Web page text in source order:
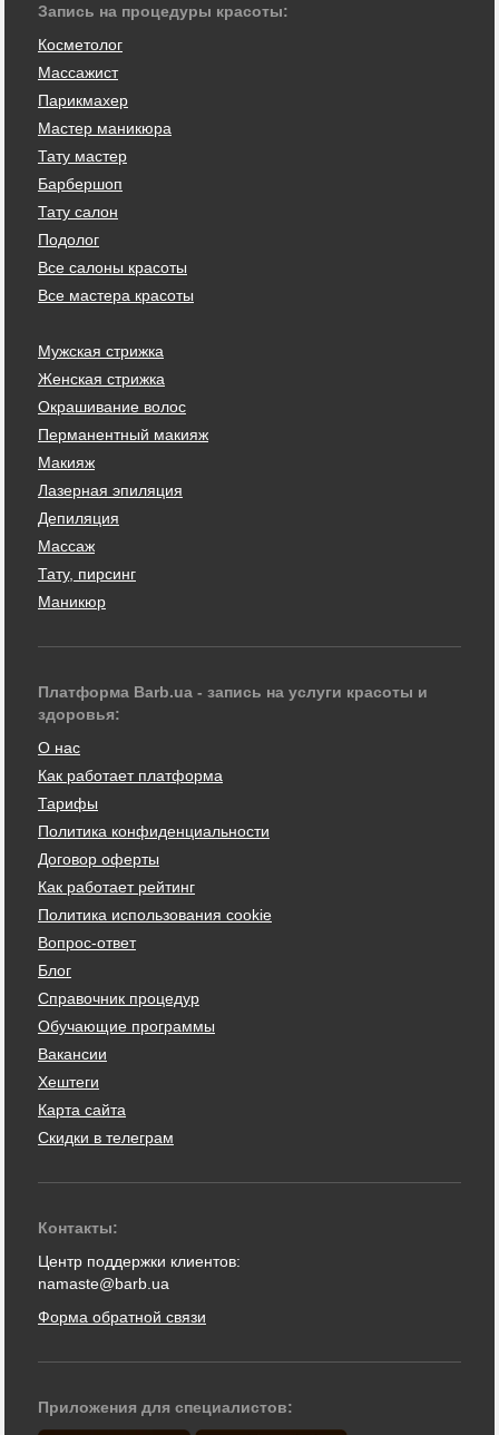
Запись на процедуры красоты:
Косметолог
Массажист
Парикмахер
Мастер маникюра
Тату мастер
Барбершоп
Тату салон
Подолог
Все салоны красоты
Все мастера красоты
Мужская стрижка
Женская стрижка
Окрашивание волос
Перманентный макияж
Макияж
Лазерная эпиляция
Депиляция
Массаж
Тату, пирсинг
Маникюр
Платформа Barb.ua - запись на услуги красоты и
здоровья:
О нас
Как работает платформа
Тарифы
Политика конфиденциальности
Договор оферты
Как работает рейтинг
Политика использования cookie
Вопрос-ответ
Блог
Справочник процедур
Обучающие программы
Вакансии
Хештеги
Карта сайта
Скидки в телеграм
Контакты:
Центр поддержки клиентов:
namaste@barb.ua
Форма обратной связи
Приложения для специалистов: